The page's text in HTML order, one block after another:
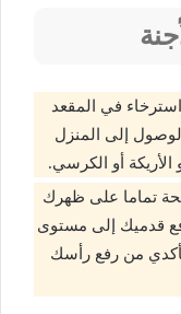
في المقعد
إلى المنزل
أو الكرسي.
تماما على ظهرك
قدميك إلى مستوى
من رفع رأسك